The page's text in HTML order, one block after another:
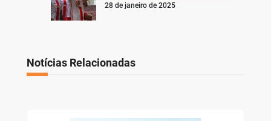
28 de janeiro de 2025
Notícias Relacionadas